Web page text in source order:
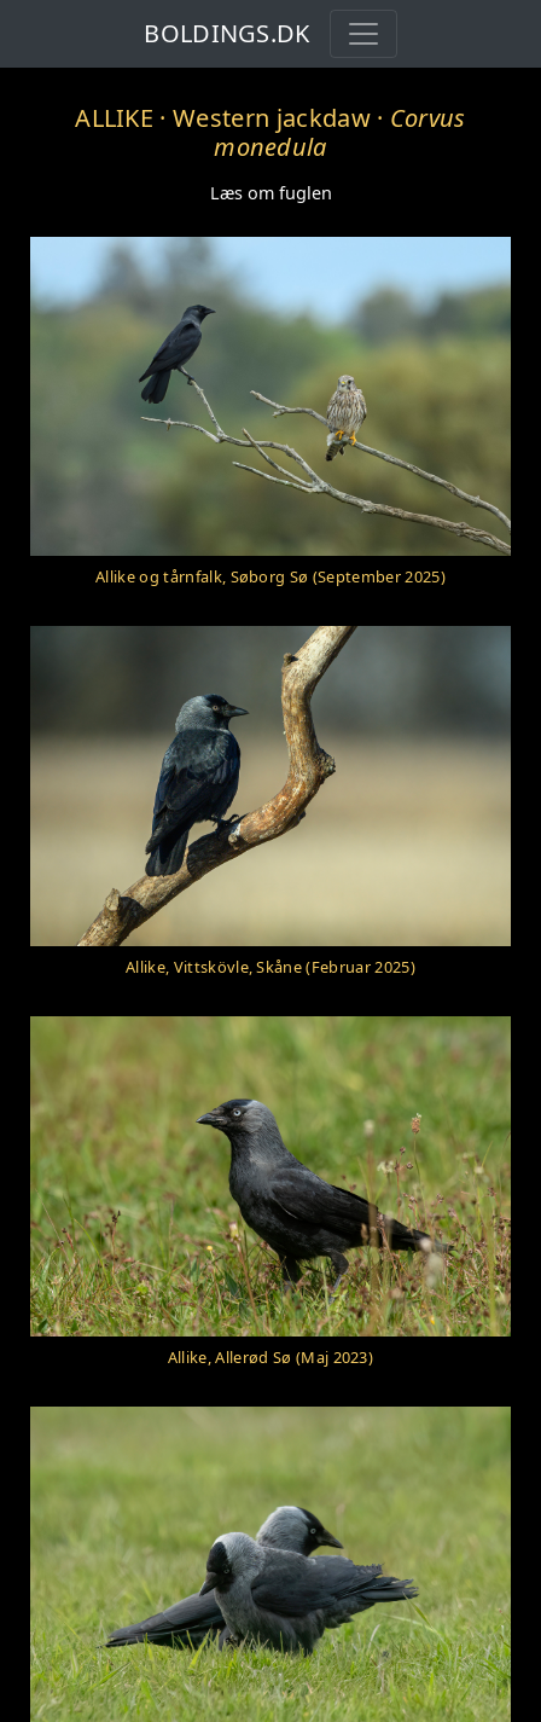
BOLDINGS.DK
ALLIKE · Western jackdaw · Corvus
monedula
Læs om fuglen
Allike og tårnfalk, Søborg Sø (September 2025)
Allike, Vittskövle, Skåne (Februar 2025)
Allike, Allerød Sø (Maj 2023)